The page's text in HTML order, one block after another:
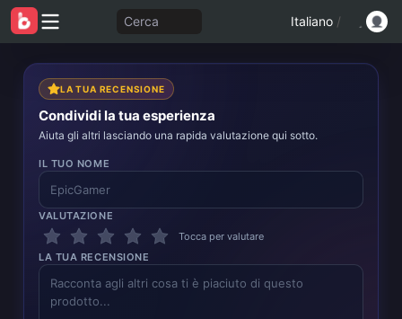
Cerca Italiano /
LA TUA RECENSIONE
Condividi la tua esperienza
Aiuta gli altri lasciando una rapida valutazione qui sotto.
IL TUO NOME
VALUTAZIONE
Tocca per valutare
LA TUA RECENSIONE